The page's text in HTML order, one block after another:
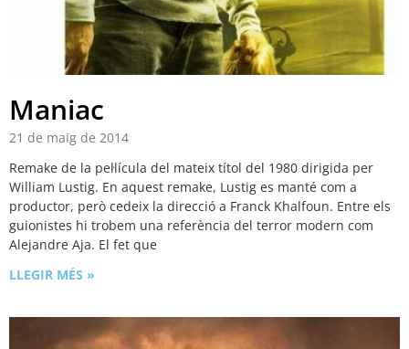
Maniac
21 de maig de 2014
Remake de la pel·lícula del mateix títol del 1980 dirigida per
William Lustig. En aquest remake, Lustig es manté com a
productor, però cedeix la direcció a Franck Khalfoun. Entre els
guionistes hi trobem una referència del terror modern com
Alejandre Aja. El fet que
LLEGIR MÉS »